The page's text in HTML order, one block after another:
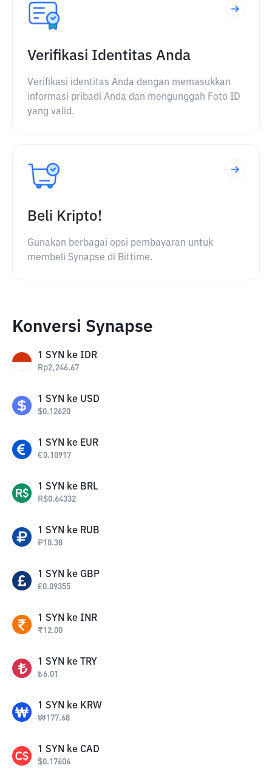
Verifikasi Identitas Anda
Verifikasi identitas Anda dengan memasukkan
informasi pribadi Anda dan mengunggah Foto ID
yang valid.
Beli Kripto!
Gunakan berbagai opsi pembayaran untuk
membeli Synapse di Bittime.
Konversi Synapse
1 SYN ke IDR
Rp2,246.67
1 SYN ke USD
$0.12620
1 SYN ke EUR
€0.10917
1 SYN ke BRL
R$0.64332
1 SYN ke RUB
₽10.38
1 SYN ke GBP
£0.09355
1 SYN ke INR
₹12.00
1 SYN ke TRY
₺6.01
1 SYN ke KRW
₩177.68
1 SYN ke CAD
$0.17606